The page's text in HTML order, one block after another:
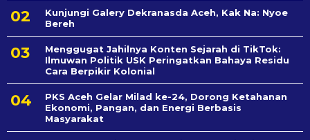
Kunjungi Galery Dekranasda Aceh, Kak Na: Nyoe
Bereh
Menggugat Jahilnya Konten Sejarah di TikTok:
Ilmuwan Politik USK Peringatkan Bahaya Residu
Cara Berpikir Kolonial
PKS Aceh Gelar Milad ke-24, Dorong Ketahanan
Ekonomi, Pangan, dan Energi Berbasis
Masyarakat